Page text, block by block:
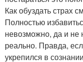
Как обуздать страх
Полностью
невозможно, да и не
реально. Правда,
укрепился в